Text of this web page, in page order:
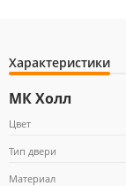
otpbank
Почта Банк
Характеристики
МК Холл
Цвет
Тип двери
Материал